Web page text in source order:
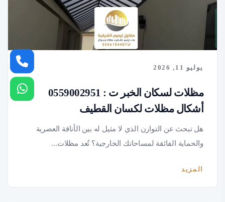
يوليو 11, 2026
مظلات لسكان الخبر ت : 0559002951
أشكال مظلات لكسان القطيف
هل تبحث عن التوازن الذي لا مثيل له بين الأناقة العصرية
والحماية الفائقة لمساحاتك الخارجية؟ تُعد مظلات...
المزيد